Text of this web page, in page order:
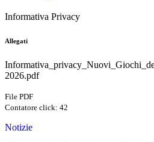
Informativa Privacy
Allegati
2026.pdf
File PDF
Contatore click: 42
Notizie